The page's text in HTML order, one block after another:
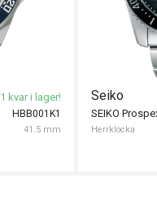
HBB001K1
41.5 mm
1 kvar i lager! Seiko
Herrklocka